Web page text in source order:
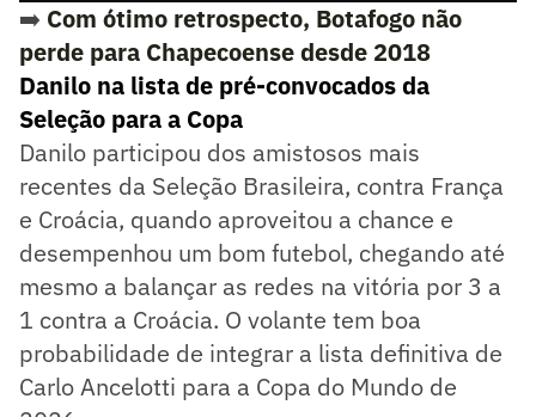
➡️ Com ótimo retrospecto, Botafogo não
perde para Chapecoense desde 2018
Danilo na lista de pré-convocados da
Seleção para a Copa
Danilo participou dos amistosos mais
recentes da Seleção Brasileira, contra França
e Croácia, quando aproveitou a chance e
desempenhou um bom futebol, chegando até
mesmo a balançar as redes na vitória por 3 a
1 contra a Croácia. O volante tem boa
probabilidade de integrar a lista definitiva de
Carlo Ancelotti para a Copa do Mundo de